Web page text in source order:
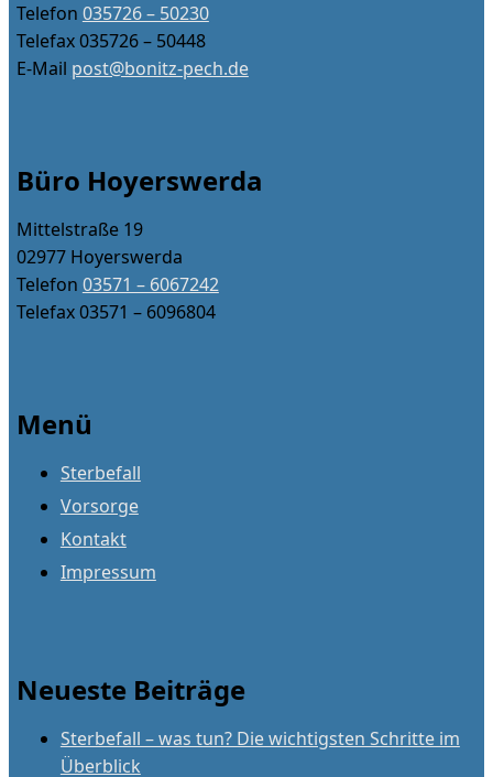
Telefon 035726 – 50230
Telefax 035726 – 50448
E-Mail post@bonitz-pech.de
Büro Hoyerswerda
Mittelstraße 19
02977 Hoyerswerda
Telefon 03571 – 6067242
Telefax 03571 – 6096804
Menü
Sterbefall
Vorsorge
Kontakt
Impressum
Neueste Beiträge
Sterbefall – was tun? Die wichtigsten Schritte im
Überblick